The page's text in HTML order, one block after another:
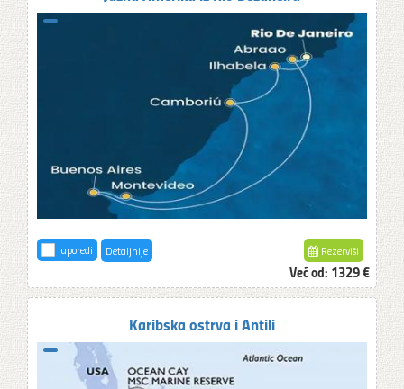
uporedi Detaljnije Rezerviši
Već od: 1329 €
Karibska ostrva i Antili